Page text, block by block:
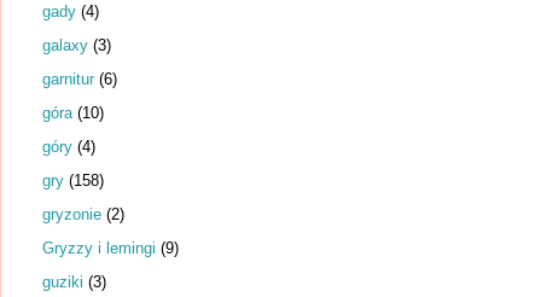
gady (4)
galaxy (3)
garnitur (6)
góra (10)
góry (4)
gry (158)
gryzonie (2)
Gryzzy i lemingi (9)
guziki (3)